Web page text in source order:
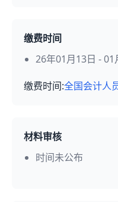
缴费时间
26年01月13日 - 01
缴费时间:全国会计人
材料审核
时间未公布